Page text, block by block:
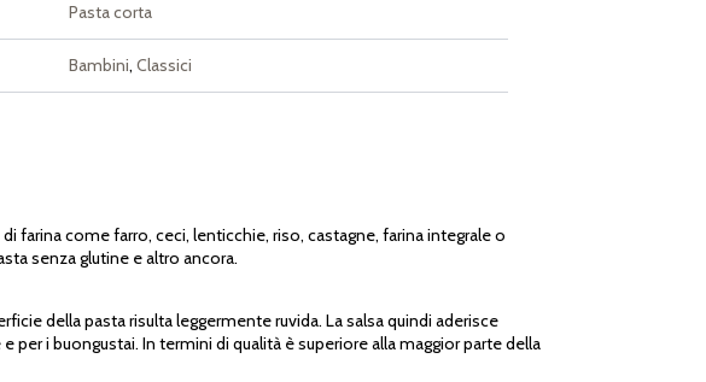
Pasta corta
Bambini, Classici
farina come farro, ceci, lenticchie, riso, castagne, farina integrale o
senza glutine e altro ancora.
della pasta risulta leggermente ruvida. La salsa quindi aderisce
i buongustai. In termini di qualità è superiore alla maggior parte della